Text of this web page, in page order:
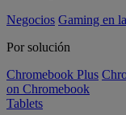
Negocios Gaming en
Por solución
Chromebook Plus
on Chromebook
Tablets